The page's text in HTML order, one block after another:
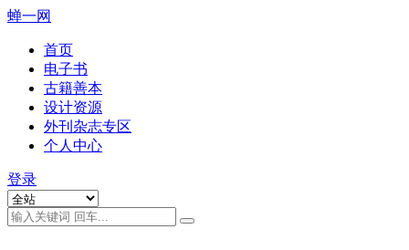
蝉一网
首页
电子书
古籍善本
设计资源
外刊杂志专区
个人中心
登录